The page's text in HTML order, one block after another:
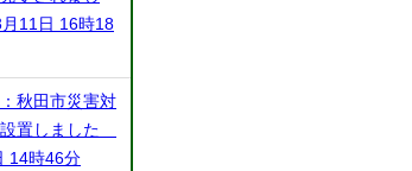
11日 16時18
秋田市災害対
置しました
14時46分